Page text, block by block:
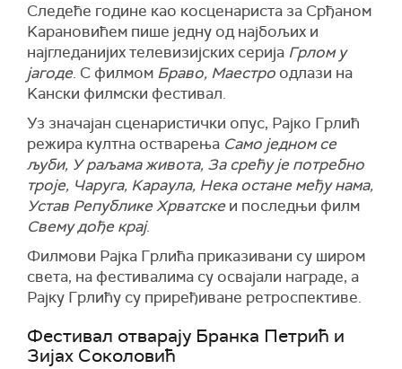
Следеће године као косценариста за Срђаном
Kарановићем пише једну од најбољих и
најгледанијих телевизијских серија Грлом у
јагоде. С филмом Браво, Маестро одлази на
Kански филмски фестивал.
Уз значајан сценаристички опус, Рајко Грлић
режира култна остварења Само једном се
љуби, У раљама живота, За срећу је потребно
троје, Чаруга, Kараула, Нека остане међу нама,
Устав Републике Хрватскеи последњи филм
Свему дође крај.
Филмови Рајка Грлића приказивани су широм
света, на фестивалима су освајали награде, а
Рајку Грлићу су приређиване ретроспективе.
Фестивал отварају Бранка Петрић и
Зијах Соколовић